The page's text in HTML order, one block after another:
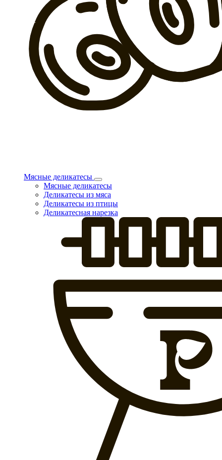
Мясные деликатесы
Мясные деликатесы
Деликатесы из мяса
Деликатесы из птицы
Деликатесная нарезка